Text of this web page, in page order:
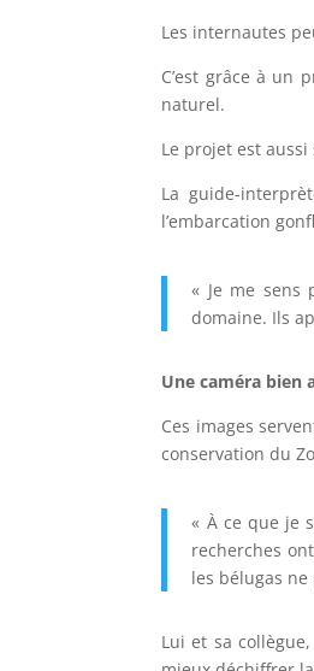
Les internautes
C’est grâce à un
naturel.
Le projet est
La guide-
l’embarcation
« Je me sens
domaine. Ils
Une caméra bien
Ces images
conservation du
« À ce que je
recherches
les bélugas
Lui et sa